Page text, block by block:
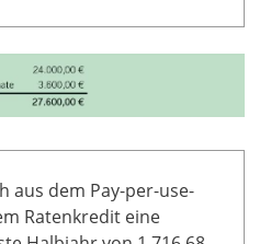
aus dem Pay-per-use-
Ratenkredit eine